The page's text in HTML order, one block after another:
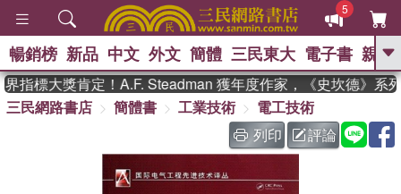
5
GO
熱搜： 東野圭吾 、 高希均教授回憶錄
The Odyssey 、 父親節 、 如果歷
史是一群喵 、 暑期推薦 、 國際布克
登輝時代 、 數學女孩：黎曼猜想
暢銷榜 新品 中文 外文 簡體 三民東大 電子書 親子
標大獎肯定！A.F. Steadman 獲年度作家，《史坎德》系列
三民網路書店
簡體書 工業技術
電工技術
列印
評論